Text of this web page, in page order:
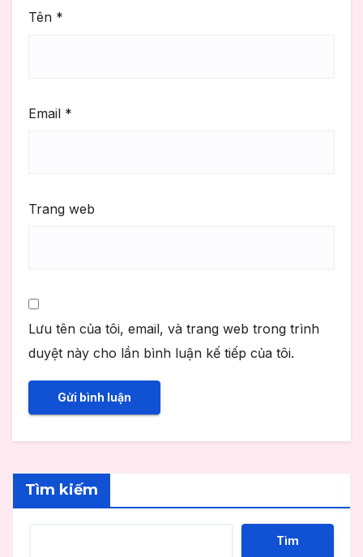
Tên *
Email *
Trang web
Lưu tên của tôi, email, và trang web trong trình
duyệt này cho lần bình luận kế tiếp của tôi.
Tìm kiếm
Tìm